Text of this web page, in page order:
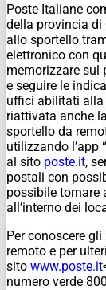
Poste Italiane
della provincia di
allo sportello
elettronico con
memorizzare sul
e seguire le
uffici abilitati alla
riattivata anche
sportello da
utilizzando l’app
al sito poste.it,
postali con
possibile tornare
all’interno dei
Per conoscere
remoto e per
sito www.poste.it
numero verde